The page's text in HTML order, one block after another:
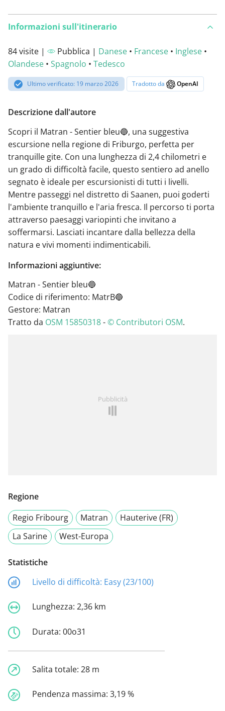
Informazioni sull'itinerario
84 visite | Pubblica | Danese • Francese • Inglese •
Olandese • Spagnolo • Tedesco
Ultimo verificato: 19 marzo 2026 Tradotto da OpenAI
Descrizione dall'autore
Scopri il Matran - Sentier bleu🔵, una suggestiva
escursione nella regione di Friburgo, perfetta per
tranquille gite. Con una lunghezza di 2,4 chilometri e
un grado di difficoltà facile, questo sentiero ad anello
segnato è ideale per escursionisti di tutti i livelli.
Mentre passeggi nel distretto di Saanen, puoi goderti
l'ambiente tranquillo e l'aria fresca. Il percorso ti porta
attraverso paesaggi variopinti che invitano a
soffermarsi. Lasciati incantare dalla bellezza della
natura e vivi momenti indimenticabili.
Informazioni aggiuntive:
Matran - Sentier bleu🔵
Codice di riferimento: MatrB🔵
Gestore: Matran
Tratto da OSM 15850318-© Contributori OSM.
Pubblicità
Regione
Regio Fribourg
Matran
Hauterive (FR)
La Sarine
West-Europa
Statistiche
Livello di difficoltà: Easy (23/100)
Lunghezza: 2,36 km
Durata: 00o31
Salita totale: 28 m
Pendenza massima: 3,19 %